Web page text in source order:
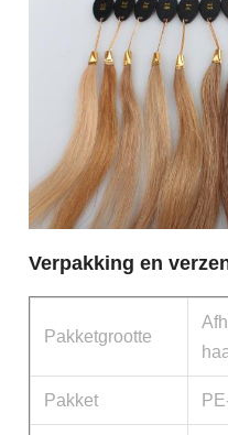
Verpakking en
Pakketgrootte
Pakket